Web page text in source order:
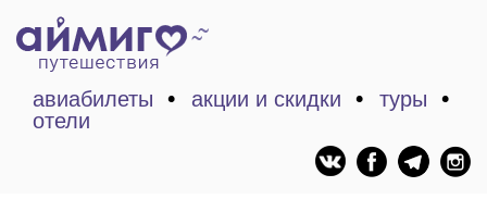
авиабилеты акции и скидки
туры
отели